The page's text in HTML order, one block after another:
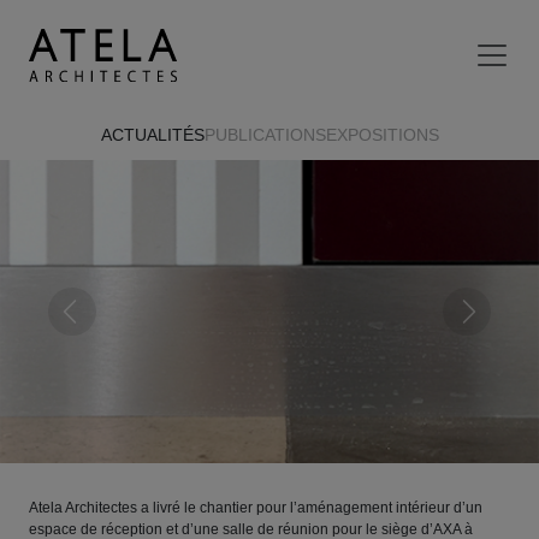
ACTUALITÉSPUBLICATIONSEXPOSITIONS
Previous Next
Atela Architectes a livré le chantier pour l’aménagement intérieur d’un
espace de réception et d’une salle de réunion pour le siège d’AXA à